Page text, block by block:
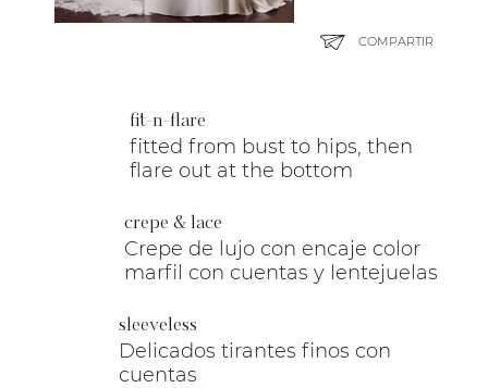
fit-n-flare
fitted from bust to hips, then
flare out at the bottom
crepe & lace
Crepe de lujo con encaje color
marfil con cuentas y lentejuelas
sleeveless
Delicados tirantes finos con
cuentas
COMPARTIR